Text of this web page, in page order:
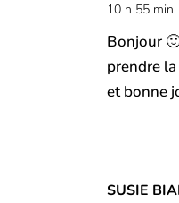
10 h 55 min
Bonjour
prendre
et bonne
SUSIE